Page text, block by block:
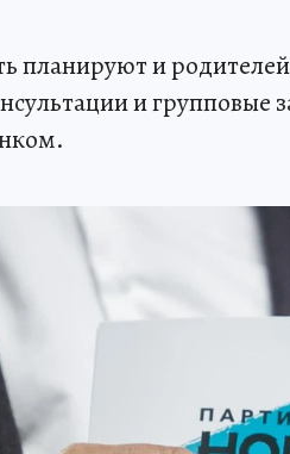
планируют и
и групповые